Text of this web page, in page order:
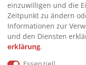
>
VERTRAG
>
WIDERRUFSRECHT
>
IMPRESSUM
einzuwilligen und die
Zeitpunkt zu ändern
Informationen zur
und den Diensten
erklärung.